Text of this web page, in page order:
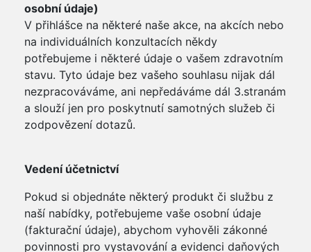
osobní údaje)
V přihlášce na některé naše akce, na akcích nebo
na individuálních konzultacích někdy
potřebujeme i některé údaje o vašem zdravotním
stavu. Tyto údaje bez vašeho souhlasu nijak dál
nezpracováváme, ani nepředáváme dál 3.stranám
a slouží jen pro poskytnutí samotných služeb či
zodpovězení dotazů.
Vedení účetnictví
Pokud si objednáte některý produkt či službu z
naší nabídky, potřebujeme vaše osobní údaje
(fakturační údaje), abychom vyhověli zákonné
povinnosti pro vystavování a evidenci daňových